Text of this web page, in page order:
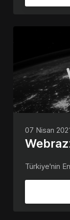
07 Nisan
Türkiye'nin